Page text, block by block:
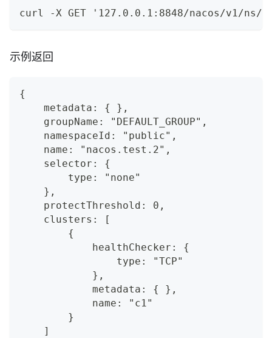
curl -X GET '127.0.0.1:8848/nacos/v1/ns/
示例返回
{
    metadata: { },
    groupName: "DEFAULT_GROUP",
    namespaceId: "public",
    name: "nacos.test.2",
    selector: {
        type: "none"
    },
    protectThreshold: 0,
    clusters: [
        {
            healthChecker: {
                type: "TCP"
            },
            metadata: { },
            name: "c1"
        }
    ]